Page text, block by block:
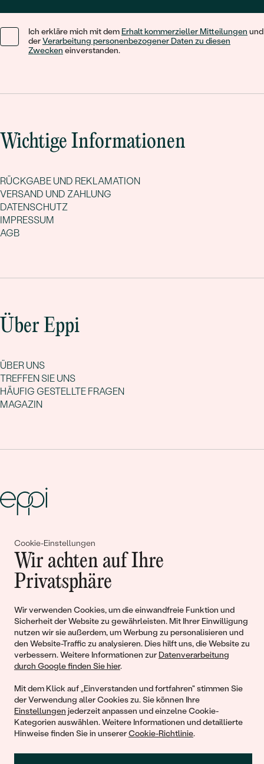
Cookie-Einstellungen
Wir achten auf Ihre
Privatsphäre
Wir verwenden Cookies, um die einwandfreie Funktion und
Sicherheit der Website zu gewährleisten. Mit Ihrer Einwilligung
nutzen wir sie außerdem, um Werbung zu personalisieren und
den Website-Traffic zu analysieren. Dies hilft uns, die Website zu
verbessern. Weitere Informationen zur Datenverarbeitung
durch Google finden Sie hier.
Mit dem Klick auf „Einverstanden und fortfahren" stimmen Sie
der Verwendung aller Cookies zu. Sie können Ihre
Einstellungen jederzeit anpassen und einzelne Cookie-
Kategorien auswählen. Weitere Informationen und detaillierte
Hinweise finden Sie in unsererCookie-Richtlinie.
Ich erkläre mich mit dem Erhalt kommerzieller Mitteilungen und
derVerarbeitung personenbezogener Daten zu diesen
Zwecken einverstanden.
Wichtige Informationen
RÜCKGABE UND REKLAMATION
VERSAND UND ZAHLUNG
DATENSCHUTZ
IMPRESSUM
AGB
Über Eppi
ÜBER UNS
TREFFEN SIE UNS
HÄUFIG GESTELLTE FRAGEN
MAGAZIN
Gemeinsam erschaffen wir
Geschichten von Schönheit und
Liebe
Begleiten Sie uns!
© 2011 - 2026, Eppi.de